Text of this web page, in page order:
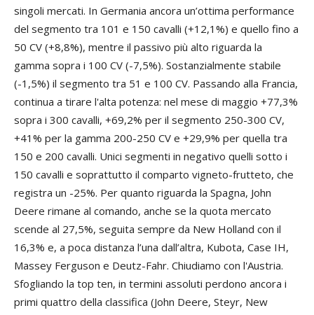
singoli mercati. In Germania ancora un’ottima performance
del segmento tra 101 e 150 cavalli (+12,1%) e quello fino a
50 CV (+8,8%), mentre il passivo più alto riguarda la
gamma sopra i 100 CV (-7,5%). Sostanzialmente stabile
(-1,5%) il segmento tra 51 e 100 CV. Passando alla Francia,
continua a tirare l'alta potenza: nel mese di maggio +77,3%
sopra i 300 cavalli, +69,2% per il segmento 250-300 CV,
+41% per la gamma 200-250 CV e +29,9% per quella tra
150 e 200 cavalli. Unici segmenti in negativo quelli sotto i
150 cavalli e soprattutto il comparto vigneto-frutteto, che
registra un -25%. Per quanto riguarda la Spagna, John
Deere rimane al comando, anche se la quota mercato
scende al 27,5%, seguita sempre da New Holland con il
16,3% e, a poca distanza l’una dall’altra, Kubota, Case IH,
Massey Ferguson e Deutz-Fahr. Chiudiamo con l'Austria.
Sfogliando la top ten, in termini assoluti perdono ancora i
primi quattro della classifica (John Deere, Steyr, New